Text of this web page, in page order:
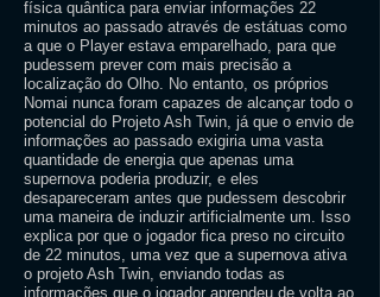
física quântica para enviar informações 22
minutos ao passado através de estátuas como
a que o Player estava emparelhado, para que
pudessem prever com mais precisão a
localização do Olho. No entanto, os próprios
Nomai nunca foram capazes de alcançar todo o
potencial do Projeto Ash Twin, já que o envio de
informações ao passado exigiria uma vasta
quantidade de energia que apenas uma
supernova poderia produzir, e eles
desapareceram antes que pudessem descobrir
uma maneira de induzir artificialmente um. Isso
explica por que o jogador fica preso no circuito
de 22 minutos, uma vez que a supernova ativa
o projeto Ash Twin, enviando todas as
informações que o jogador aprendeu de volta ao